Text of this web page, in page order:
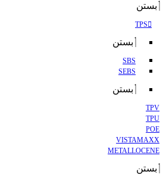
بستن
TPS
بستن
SBS
SEBS
بستن
TPV
TPU
POE
VISTAMAXX
METALLOCENE
بستن